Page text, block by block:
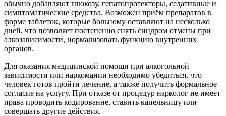
обычно добавляют глюкозу, гепатопротекторы, седативные и
симптоматические средства. Возможен приём препаратов в
форме таблеток, которые больному оставляют на несколько
дней, что позволяет постепенно снять синдром отмены при
алкозависимости, нормализовать функцию внутренних
органов.
Для оказания медицинской помощи при алкогольной
зависимости или наркомании необходимо убедиться, что
человек готов пройти лечение, а также получить формальное
согласие на услугу. При отказе от процедур нарколог не имеет
права проводить кодирование, ставить капельницу или
совершать другие действия.